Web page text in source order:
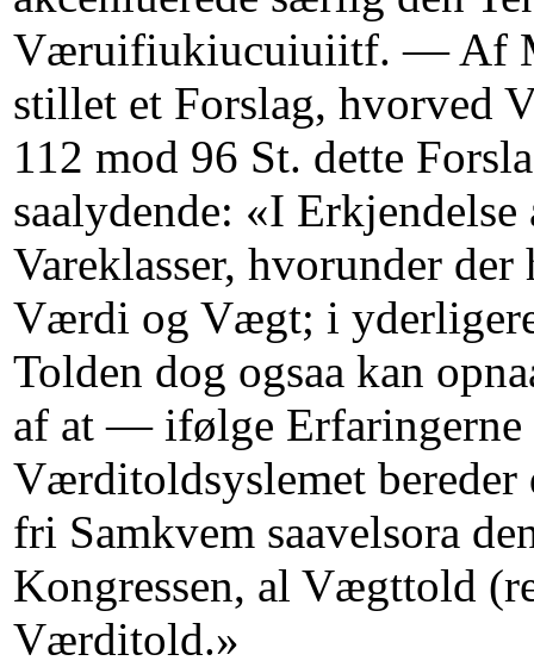
Væruifiukiucuiuiitf. — Af
stillet et Forslag, hvorved
112 mod 96 St. dette
saalydende: «I
Vareklasser, hvorunder
Værdi og Vægt; i
Tolden dog ogsaa kan
af at — ifølge
Værditoldsyslemet bereder
fri Samkvem saavelsora
Kongressen, al Vægttold
Værditold.»